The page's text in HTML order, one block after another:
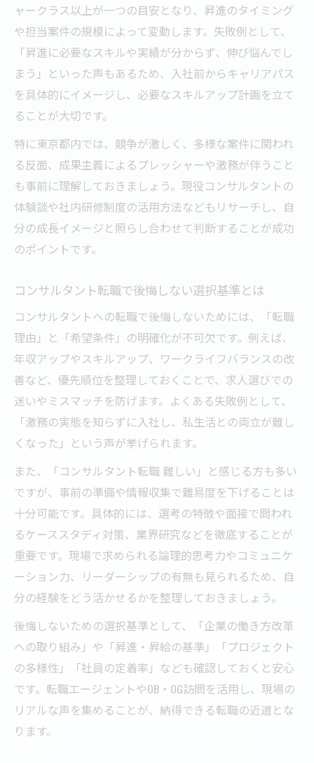
ャークラス以上が一つの目安となり、昇進のタイミング
や担当案件の規模によって変動します。失敗例として、
「昇進に必要なスキルや実績が分からず、伸び悩んでし
まう」といった声もあるため、入社前からキャリアパス
を具体的にイメージし、必要なスキルアップ計画を立て
ることが大切です。
特に東京都内では、競争が激しく、多様な案件に関われ
る反面、成果主義によるプレッシャーや激務が伴うこと
も事前に理解しておきましょう。現役コンサルタントの
体験談や社内研修制度の活用方法などもリサーチし、自
分の成長イメージと照らし合わせて判断することが成功
のポイントです。
コンサルタント転職で後悔しない選択基準とは
コンサルタントへの転職で後悔しないためには、「転職
理由」と「希望条件」の明確化が不可欠です。例えば、
年収アップやスキルアップ、ワークライフバランスの改
善など、優先順位を整理しておくことで、求人選びでの
迷いやミスマッチを防げます。よくある失敗例として、
「激務の実態を知らずに入社し、私生活との両立が難し
くなった」という声が挙げられます。
また、「コンサルタント転職 難しい」と感じる方も多い
ですが、事前の準備や情報収集で難易度を下げることは
十分可能です。具体的には、選考の特徴や面接で問われ
るケーススタディ対策、業界研究などを徹底することが
重要です。現場で求められる論理的思考力やコミュニケ
ーション力、リーダーシップの有無も見られるため、自
分の経験をどう活かせるかを整理しておきましょう。
後悔しないための選択基準として、「企業の働き方改革
への取り組み」や「昇進・昇給の基準」「プロジェクト
の多様性」「社員の定着率」なども確認しておくと安心
です。転職エージェントやOB・OG訪問を活用し、現場の
リアルな声を集めることが、納得できる転職の近道とな
ります。